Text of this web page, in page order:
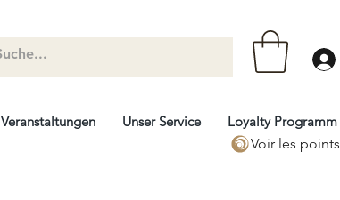
Veranstaltungen Unser Service Loyalty Programm
Voir les points